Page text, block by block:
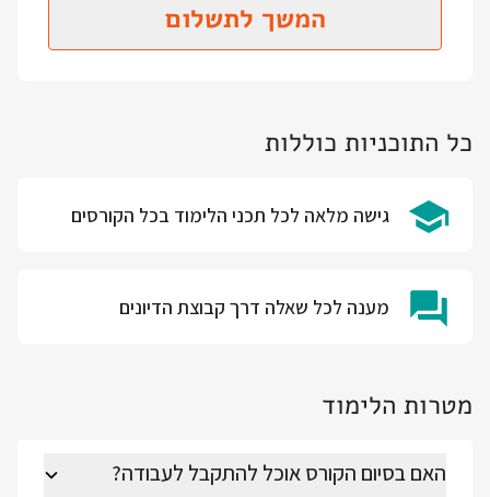
המשך לתשלום
כל התוכניות כוללות
גישה מלאה לכל תכני הלימוד בכל הקורסים
מענה לכל שאלה דרך קבוצת הדיונים
מטרות הלימוד
האם בסיום הקורס אוכל להתקבל לעבודה?